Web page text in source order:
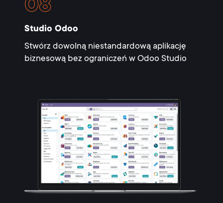
Studio Odoo
Stwórz dowolną niestandardową aplikację
biznesową bez ograniczeń w Odoo Studio